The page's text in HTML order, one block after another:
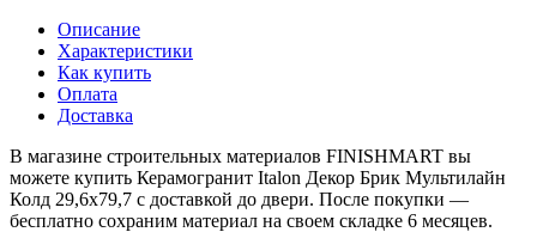
Описание
Характеристики
Как купить
Оплата
Доставка
В магазине строительных материалов FINISHMART вы
можете купить Керамогранит Italon Декор Брик Мультилайн
Колд 29,6х79,7 с доставкой до двери. После покупки —
бесплатно сохраним материал на своем складке 6 месяцев.